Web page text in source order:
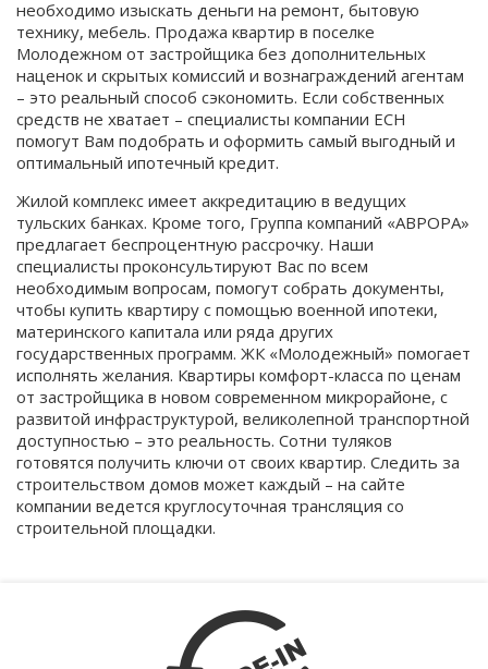
необходимо изыскать деньги на ремонт, бытовую
технику, мебель. Продажа квартир в поселке
Молодежном от застройщика без дополнительных
наценок и скрытых комиссий и вознаграждений агентам
– это реальный способ сэкономить. Если собственных
средств не хватает – специалисты компании ЕСН
помогут Вам подобрать и оформить самый выгодный и
оптимальный ипотечный кредит.
Жилой комплекс имеет аккредитацию в ведущих
тульских банках. Кроме того, Группа компаний «АВРОРА»
предлагает беспроцентную рассрочку. Наши
специалисты проконсультируют Вас по всем
необходимым вопросам, помогут собрать документы,
чтобы купить квартиру с помощью военной ипотеки,
материнского капитала или ряда других
государственных программ. ЖК «Молодежный» помогает
исполнять желания. Квартиры комфорт-класса по ценам
от застройщика в новом современном микрорайоне, с
развитой инфраструктурой, великолепной транспортной
доступностью – это реальность. Сотни туляков
готовятся получить ключи от своих квартир. Следить за
строительством домов может каждый – на сайте
компании ведется круглосуточная трансляция со
строительной площадки.